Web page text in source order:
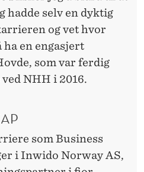
hadde selv en dyktig
og vet hvor
en engasjert
som var ferdig
NHH i 2016.
som Business
i Inwido Norway AS,